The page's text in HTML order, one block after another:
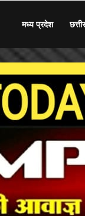
मध्य प्रदेश